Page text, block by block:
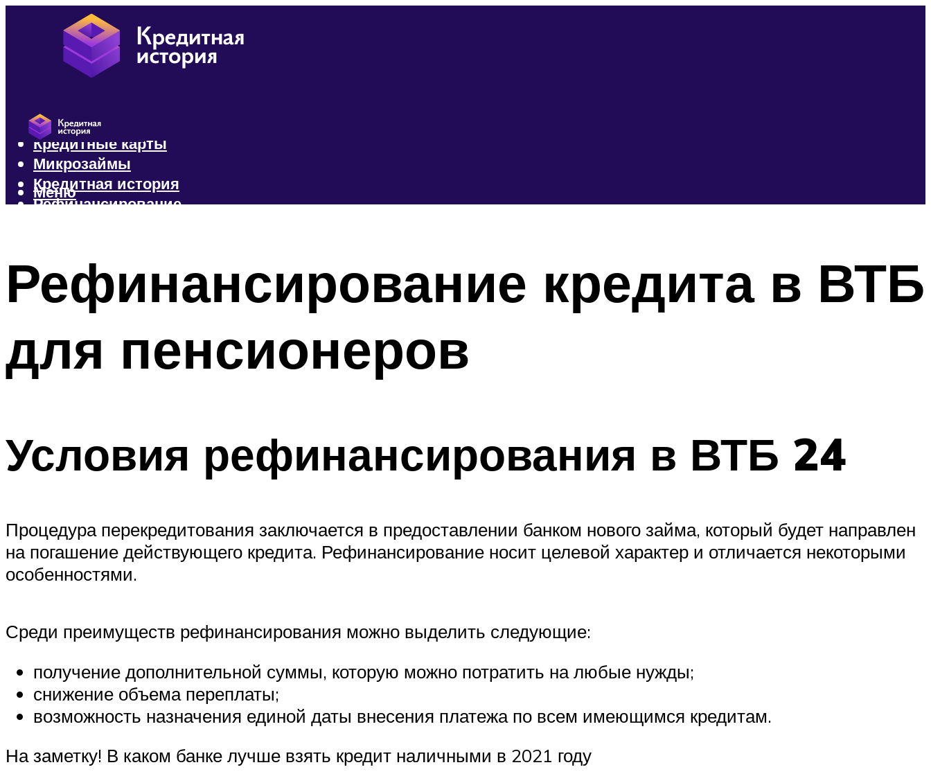
Кредиты
Кредитные карты
Микрозаймы
Кредитная история
Рефинансирование
Меню
Рефинансирование кредита в ВТБ
для пенсионеров
Условия рефинансирования в ВТБ 24
Процедура перекредитования заключается в предоставлении банком нового займа, который будет направлен
на погашение действующего кредита. Рефинансирование носит целевой характер и отличается некоторыми
особенностями.
Среди преимуществ рефинансирования можно выделить следующие:
получение дополнительной суммы, которую можно потратить на любые нужды;
снижение объема переплаты;
возможность назначения единой даты внесения платежа по всем имеющимся кредитам.
На заметку! В каком банке лучше взять кредит наличными в 2021 году